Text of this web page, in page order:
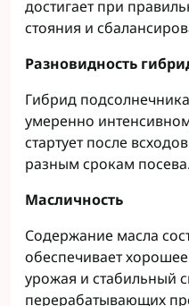
достигает при
стояния и
Разновидность
Гибрид
умеренно
стартует после
разным срокам посева.
Масличность
Содержание масла
обеспечивает
урожая и стабильный
перерабатывающих